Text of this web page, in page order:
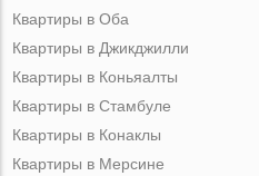
Квартиры в Оба
Квартиры в Джикджилли
Квартиры в Коньяалты
Квартиры в Стамбуле
Квартиры в Конаклы
Квартиры в Мерсине